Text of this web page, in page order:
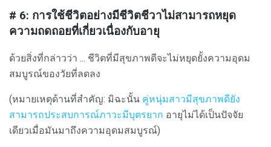
# 6: การใช้ชีวิตอย่างมีชีวิตชีวาไม่สามารถหยุด
ความถดถอยที่เกี่ยวเนื่องกับอายุ
ด้วยสิ่งที่กล่าวว่า ... ชีวิตที่มีสุขภาพดีจะไม่หยุดยั้งความอุดม
สมบูรณ์ของวัยที่ลดลง
(หมายเหตุด้านที่สำคัญ: มิฉะนั้น คู่หนุ่มสาวมีสุขภาพดียัง
สามารถประสบการณ์ภาวะมีบุตรยาก อายุไม่ได้เป็นปัจจัย
เดียวเมื่อมันมาถึงความอุดมสมบูรณ์)